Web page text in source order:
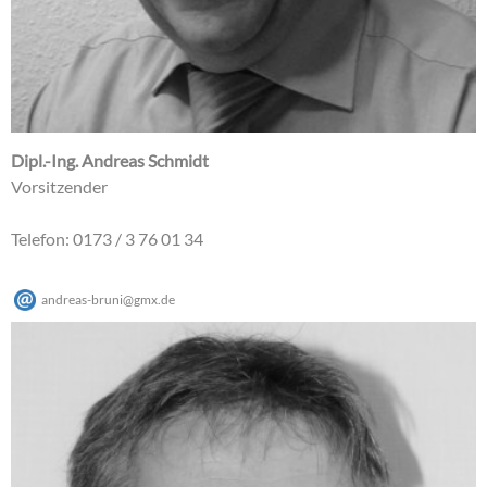
Dipl.-Ing. Andreas Schmidt
Vorsitzender
Telefon: 0173 / 3 76 01 34
andreas-bruni@gmx de